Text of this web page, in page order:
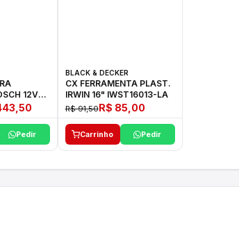
12V
Pedir
BLACK & DECKER
CX FERRAMENTA PLAST.
IRWIN 16" IWST16013-LA
R$ 91,50R$ 85,00
Carrinho Pedir